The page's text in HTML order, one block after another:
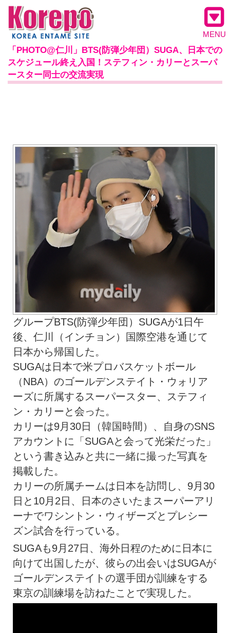
MENU
「PHOTO@仁川」BTS(防弾少年団）SUGA、日本での
スケジュール終え入国！ステフィン・カリーとスーパ
ースター同士の交流実現
グループBTS(防弾少年団）SUGAが1日午
後、仁川（インチョン）国際空港を通じて
日本から帰国した。
SUGAは日本で米プロバスケットボール
（NBA）のゴールデンステイト・ウォリア
ーズに所属するスーパースター、ステフィ
ン・カリーと会った。
カリーは9月30日（韓国時間）、自身のSNS
アカウントに「SUGAと会って光栄だった」
という書き込みと共に一緒に撮った写真を
掲載した。
カリーの所属チームは日本を訪問し、9月30
日と10月2日、日本のさいたまスーパーアリ
ーナでワシントン・ウィザーズとプレシー
ズン試合を行っている。
SUGAも9月27日、海外日程のために日本に
向けて出国したが、彼らの出会いはSUGAが
ゴールデンステイトの選手団が訓練をする
東京の訓練場を訪ねたことで実現した。